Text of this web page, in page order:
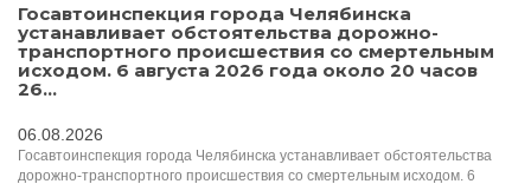
Госавтоинспекция города Челябинска
устанавливает обстоятельства дорожно-
транспортного происшествия со смертельным
исходом. 6 августа 2026 года около 20 часов
26...
06.08.2026
Госавтоинспекция города Челябинска устанавливает обстоятельства
дорожно-транспортного происшествия со смертельным исходом. 6